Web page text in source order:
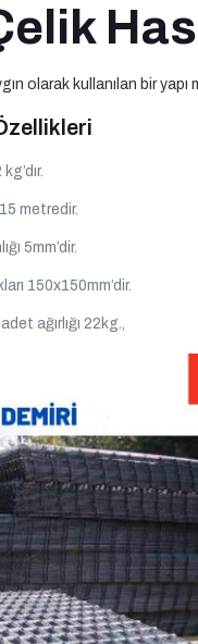
olarak kullanılan bir yapı
metredir.
5mm’dir.
150x150mm’dir.
ağırlığı 22kg.,